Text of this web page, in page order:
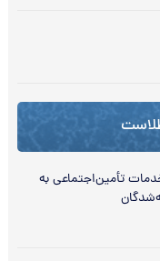
تأمین‌اجتماعی به